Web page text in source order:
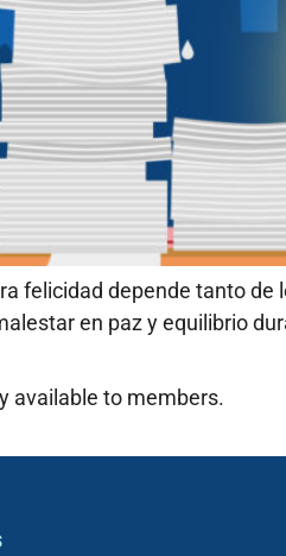
felicidad depende tanto de
en paz y equilibrio
available to members.